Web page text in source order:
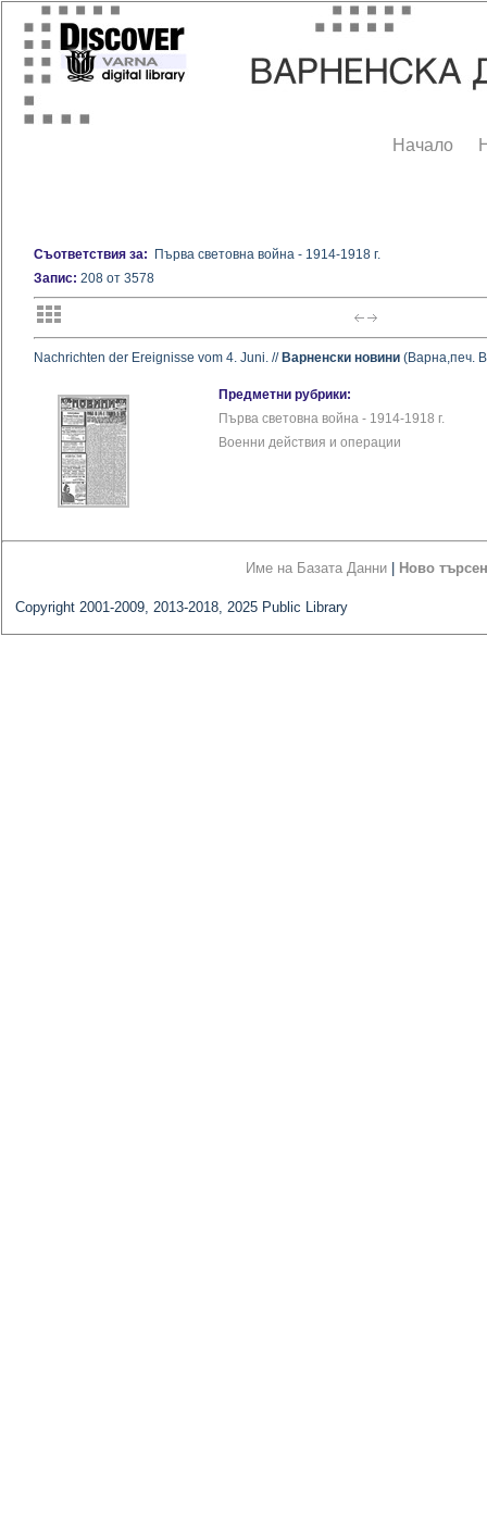
Начало
Съответствия за: Първа световна война - 1914-1918 г.
Запис: 208 от 3578
Nachrichten der Ereignisse vom 4. Juni. // Варненски новини (Варна,печ.
Предметни рубрики:
Първа световна война - 1914-1918 г.
Военни действия и операции
Име на Базата Данни Ново
Copyright 2001-2009, 2013-2018, 2025 Public Library